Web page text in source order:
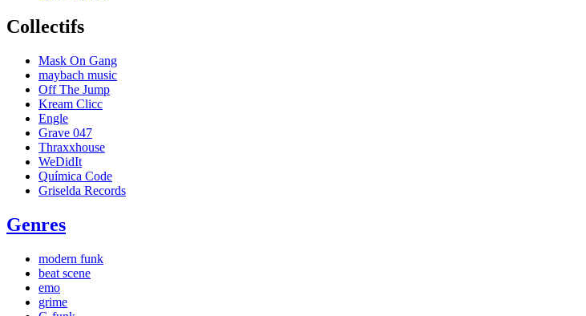
Collectifs
Mask On Gang
maybach music
Off The Jump
Kream Clicc
Engle
Grave 047
Thraxxhouse
WeDidIt
Química Code
Griselda Records
Genres
modern funk
beat scene
emo
grime